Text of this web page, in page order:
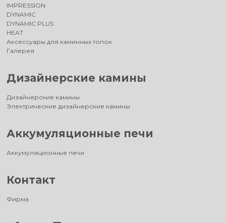
IMPRESSION
DYNAMIC
DYNAMIC PLUS
HEAT
Аксессуары для каминных топок
Галерея
Дизайнерские камины
Дизайнерские камины
Электрические дизайнерские камины
Аккумуляционные печи
Аккумуляционные печи
Контакт
Фирма